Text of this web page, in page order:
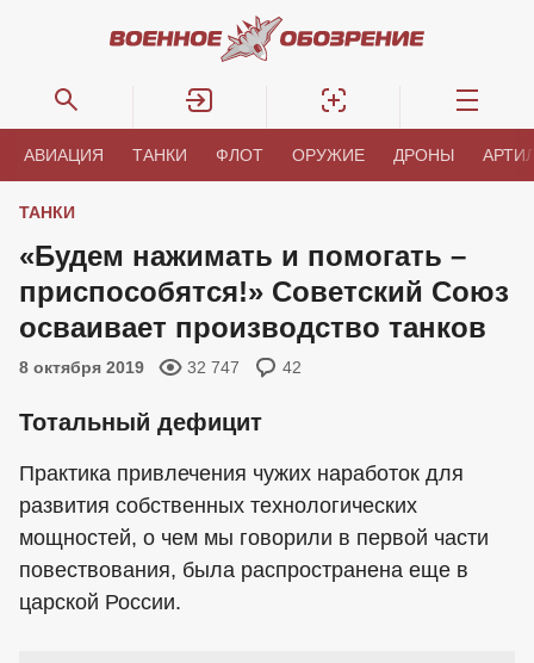
АВИАЦИЯ ТАНКИ ФЛОТ ОРУЖИЕ ДРОНЫ
ТАНКИ
«Будем нажимать и помогать –
приспособятся!» Советский Союз
осваивает производство танков
8 октября 2019 32 747 42
Тотальный дефицит
Практика привлечения чужих наработок для
развития собственных технологических
мощностей, о чем мы говорили в первой части
повествования, была распространена еще в
царской России.